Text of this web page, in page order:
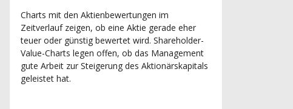
Charts mit den Aktienbewertungen im
Zeitverlauf zeigen, ob eine Aktie gerade eher
teuer oder günstig bewertet wird. Shareholder-
Value-Charts legen offen, ob das Management
gute Arbeit zur Steigerung des Aktionärskapitals
geleistet hat.